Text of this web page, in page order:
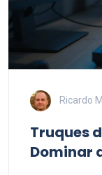
Ricardo
Truques
Dominar